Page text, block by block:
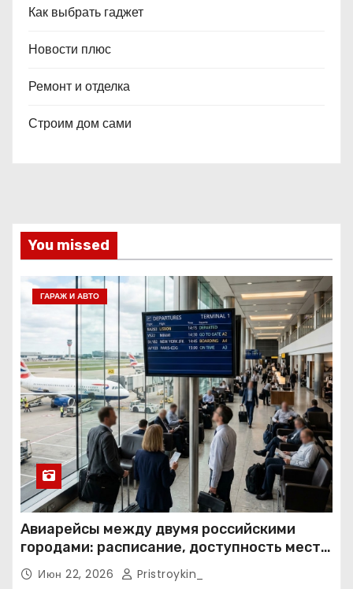
Как выбрать гаджет
Новости плюс
Ремонт и отделка
Строим дом сами
You missed
ГАРАЖ И АВТО
Авиарейсы между двумя российскими
городами: расписание, доступность мест и
тарифные условия
Июн 22, 2026 Pristroykin_